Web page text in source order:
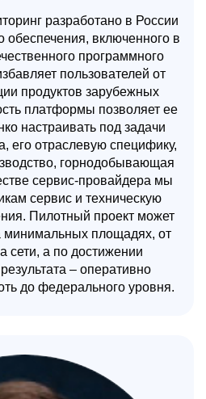
разработано в России
обеспечения, включенного в
программного
пользователей от
продуктов зарубежных
платформы позволяет ее
настраивать под задачи
его отраслевую специфику,
горнодобывающая
сервис-провайдера мы
сервис и техническую
Пилотный проект может
минимальных площадях, от
сети, а по достижении
– оперативно
до федерального уровня.